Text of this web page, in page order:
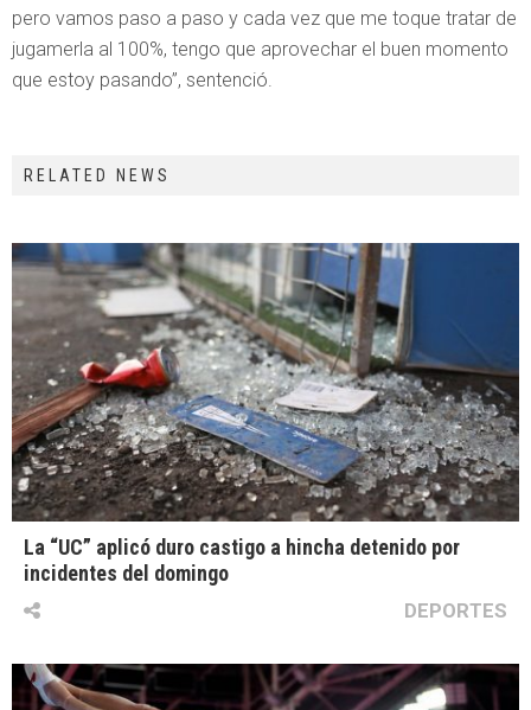
pero vamos paso a paso y cada vez que me toque tratar de
jugamerla al 100%, tengo que aprovechar el buen momento
que estoy pasando”, sentenció.
RELATED NEWS
La “UC” aplicó duro castigo a hincha detenido por
incidentes del domingo
DEPORTES